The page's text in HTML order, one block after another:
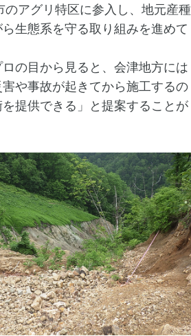
アグリ特区に参入し、地元産種
生態系を守る取り組みを進めて
の目から見ると、会津地方には
や事故が起きてから施工するの
提供できる」と提案することが